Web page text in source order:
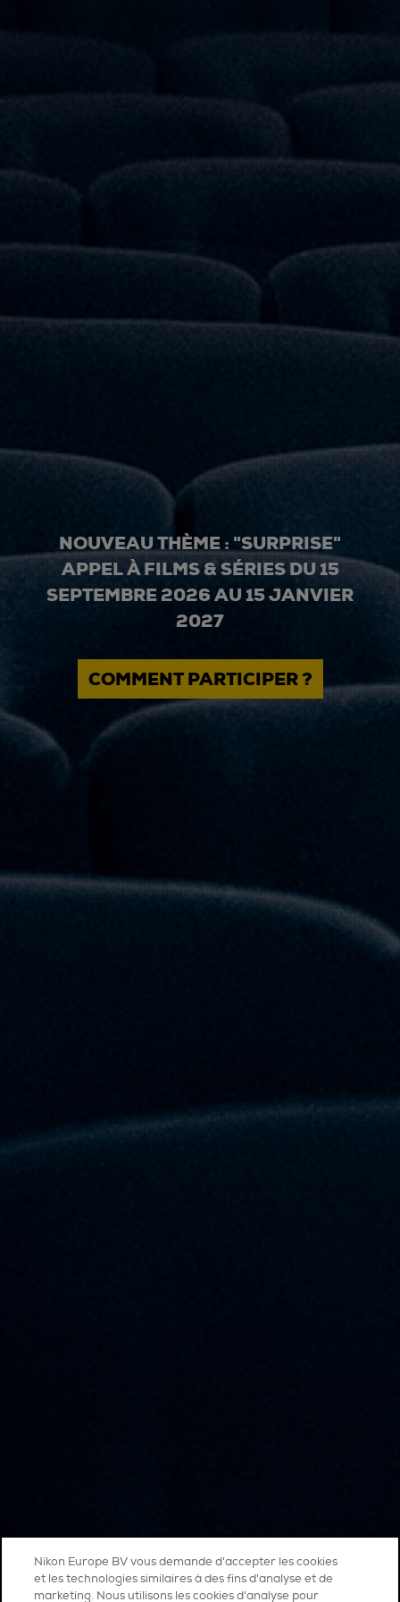
NOUVEAU THÈME : "SURPRISE"
APPEL À FILMS & SÉRIES DU 15
SEPTEMBRE 2026 AU 15 JANVIER
2027
COMMENT PARTICIPER ?
Nikon Europe BV vous demande d'accepter les cookies
et les technologies similaires à des fins d'analyse et de
marketing. Nous utilisons les cookies d’analyse pour